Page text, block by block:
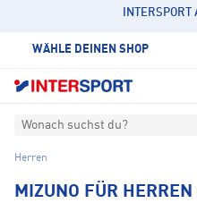
WÄHLE DEINEN SHOP
Wonach suchst du?
Herren
MIZUNO FÜR HERREN